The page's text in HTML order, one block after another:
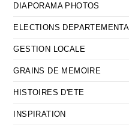
DIAPORAMA PHOTOS
ELECTIONS
GESTION LOCALE
GRAINS DE MEMOIRE
HISTOIRES D'ETE
INSPIRATION